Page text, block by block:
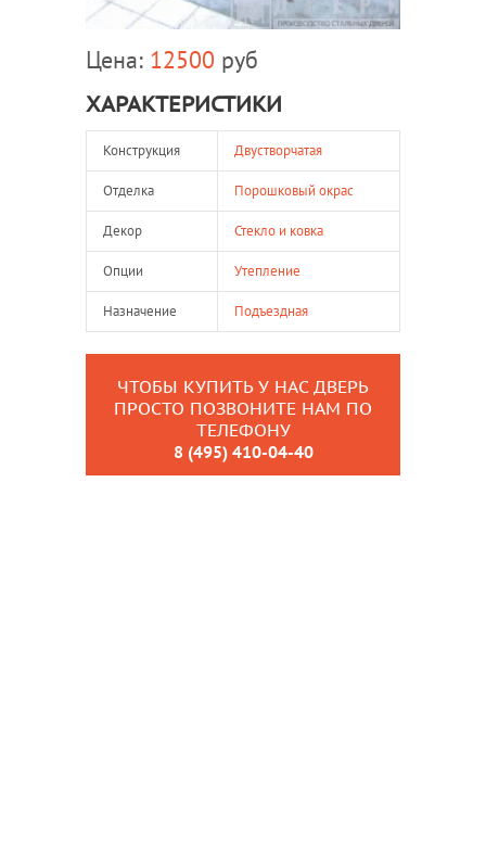
Цена: 12500 руб
ХАРАКТЕРИСТИКИ
Конструкция Двустворчатая
Отделка Порошковый окрас
Декор Стекло и ковка
Опции Утепление
Назначение Подъездная
ЧТОБЫ КУПИТЬ У НАС ДВЕРЬ
ПРОСТО ПОЗВОНИТЕ НАМ ПО
ТЕЛЕФОНУ
8 (495) 410-04-40